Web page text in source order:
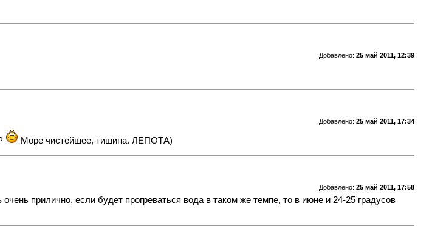
Добавлено: 25 май 2011, 12:39
Добавлено: 25 май 2011, 17:34
Море чистейшее, тишина. ЛЕПОТА)
Добавлено: 25 май 2011, 17:58
прилично, если будет прогреваться вода в таком же темпе, то в июне и 24-25 градусов